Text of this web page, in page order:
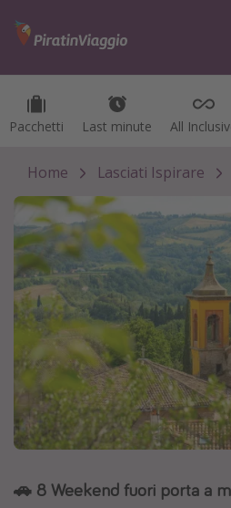
Pacchetti Last minute All
Pacchetti Last minute All
Categorie
Voli
Hotel
Vacanze
Crociere
Destinazioni
Tutte le destinazioni
Italia
Albania
Grecia
Egitto
Home Lasciati Ispirare
🚗 8 Weekend fuori porta a